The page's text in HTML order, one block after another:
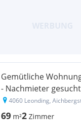
Gemütliche
- Nachmieter gesucht
4060 Leonding,
69 m²2 Zimmer